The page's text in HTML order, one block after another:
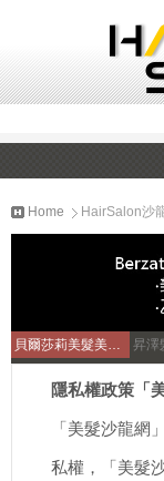
Home HairSalon沙
貝爾莎莉美髮美容補習 昇澤
隱私權政策「
「美髮沙龍網
私權，「美髮